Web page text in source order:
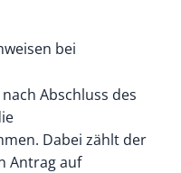
bei
Abschluss des
Dabei zählt der
Antrag auf